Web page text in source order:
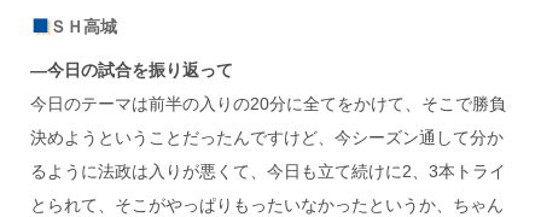
ＳＨ高城
―今日の試合を振り返って
今日のテーマは前半の入りの20分に全てをかけて、そこで勝負
決めようということだったんですけど、今シーズン通して分か
るように法政は入りが悪くて、今日も立て続けに2、3本トライ
とられて、そこがやっぱりもったいなかったというか、ちゃん